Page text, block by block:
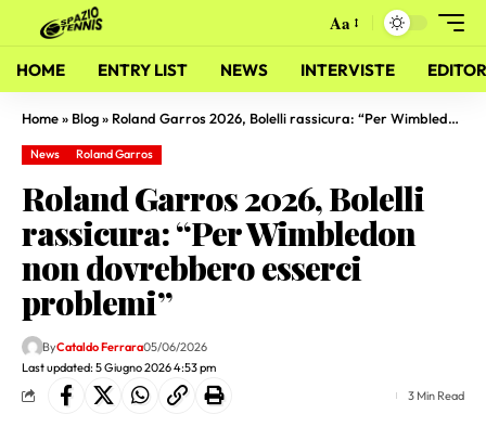
Aa
HOME ENTRY LIST NEWS INTERVISTE
Home» Blog» Roland Garros 2026, Bolelli rassicura: “Per Wimbledon non dovrebbero esserci problemi”
News Roland Garros
Roland Garros 2026, Bolelli
rassicura: “Per Wimbledon
non dovrebbero esserci
problemi”
Last updated: 5 Giugno 2026 4:53 pm
ByCataldo Ferrara05/06/2026
3 Min Read